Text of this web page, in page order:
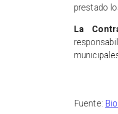
prestado
La
Fuente: